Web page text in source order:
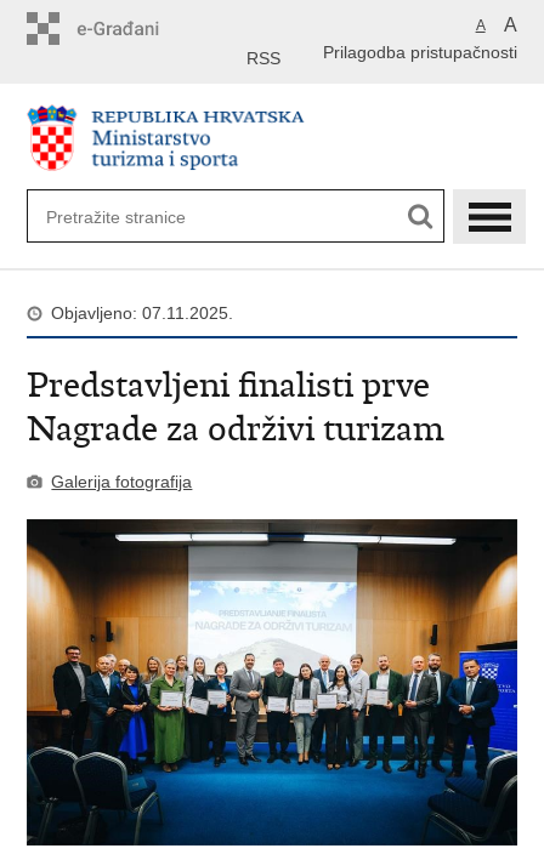
A A
Prilagodba pristupačnosti
RSS
Objavljeno: 07.11.2025.
Predstavljeni finalisti prve
Nagrade za održivi turizam
Galerija fotografija